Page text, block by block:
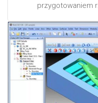
przygotowaniem